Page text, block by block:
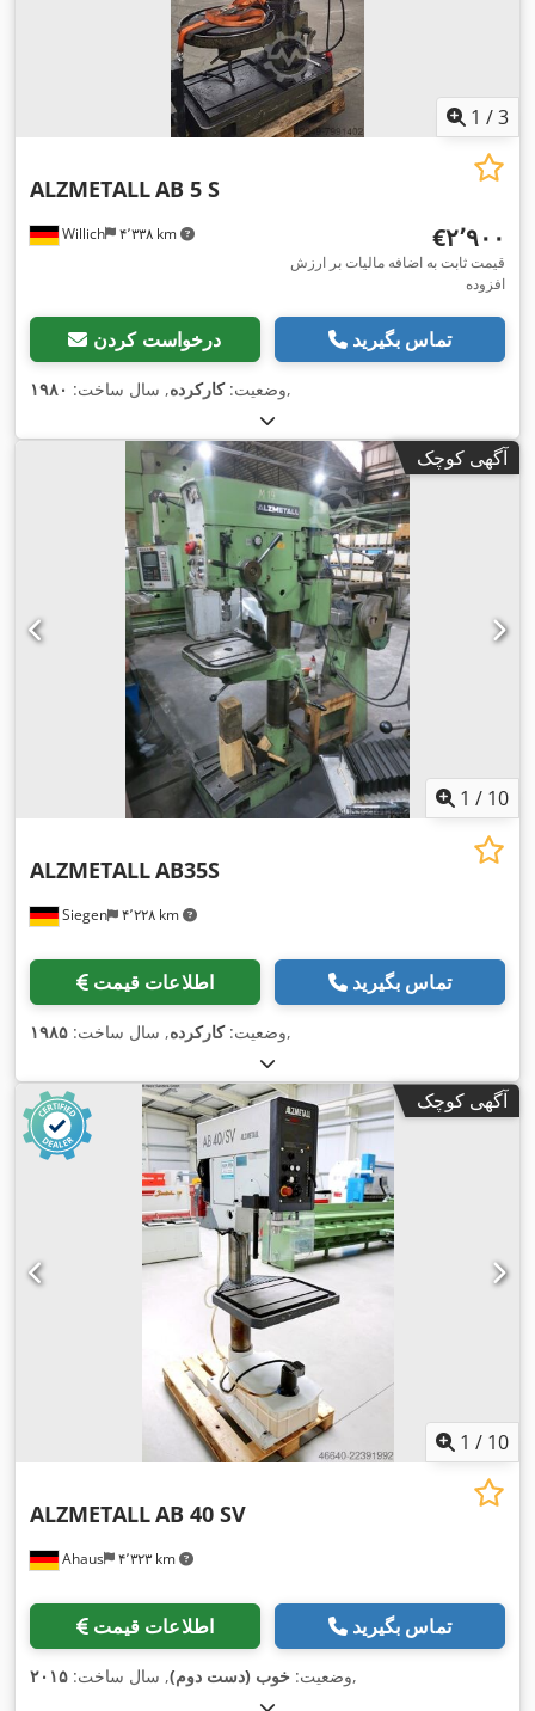
1 /3
Willich ۴٬۳۳۸ km
ALZMETALLAB 5 S
‎€۲٬۹۰۰
قیمت ثابت به اضافه مالیات بر ارزش
افزوده
درخواست کردن تماس بگیرید
وضعیت:کارکرده, سال ساخت: ۱۹۸۰ ,
آگهی کوچک
1 / 10
Siegen ۴٬۲۲۸ km
ALZMETALLAB35S
اطلاعات قیمت تماس بگیرید
وضعیت:کارکرده, سال ساخت: ۱۹۸۵ ,
آگهی کوچک
1 / 10
Ahaus ۴٬۳۲۳ km
ALZMETALLAB 40 SV
اطلاعات قیمت تماس بگیرید
وضعیت: خوب (دست دوم), سال ساخت: ۲۰۱۵ ,